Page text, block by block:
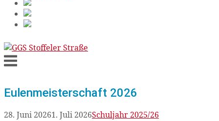
Skip
to
content
Menu
Eulenmeisterschaft 2026
28. Juni 20261. Juli 2026Schuljahr 2025/26